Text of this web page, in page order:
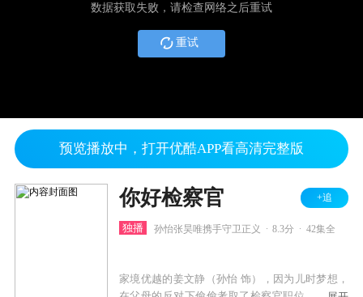
数据获取失败，请检查网络之后重试
重试
预览播放中，打开优酷APP看高清完整版
你好检察官 +追
独播 孙怡张昊唯携手守卫正义 8.3分 42集全
家境优越的姜文静（孙怡 饰），因为儿时梦想，